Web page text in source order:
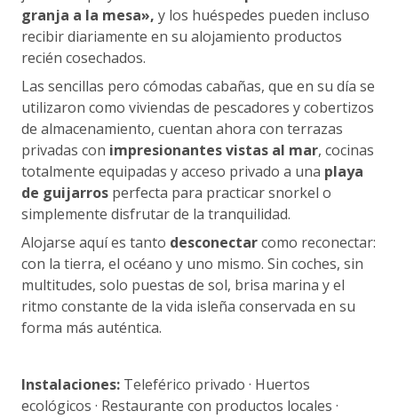
granja a la mesa», y los huéspedes pueden incluso
recibir diariamente en su alojamiento productos
recién cosechados.
Las sencillas pero cómodas cabañas, que en su día se
utilizaron como viviendas de pescadores y cobertizos
de almacenamiento, cuentan ahora con terrazas
privadas con impresionantes vistas al mar, cocinas
totalmente equipadas y acceso privado a una playa
de guijarros perfecta para practicar snorkel o
simplemente disfrutar de la tranquilidad.
Alojarse aquí es tanto desconectarcomo reconectar:
con la tierra, el océano y uno mismo. Sin coches, sin
multitudes, solo puestas de sol, brisa marina y el
ritmo constante de la vida isleña conservada en su
forma más auténtica.
Instalaciones: Teleférico privado · Huertos
ecológicos · Restaurante con productos locales ·